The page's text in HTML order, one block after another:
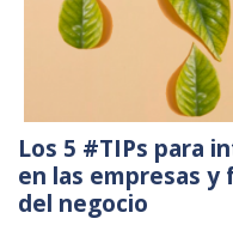
Los 5 #TIPs para
en las empresas
del negocio